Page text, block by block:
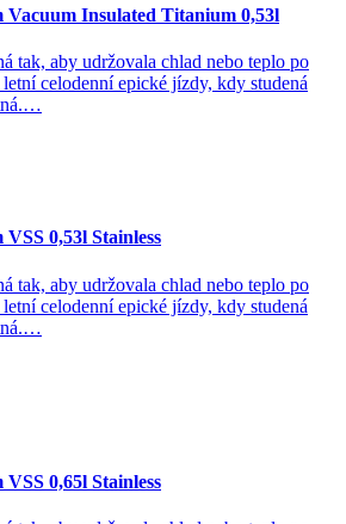
Insulated Titanium 0,53l
tak, aby udržovala chlad nebo teplo po
celodenní epické jízdy, kdy studená
0,53l Stainless
tak, aby udržovala chlad nebo teplo po
celodenní epické jízdy, kdy studená
0,65l Stainless